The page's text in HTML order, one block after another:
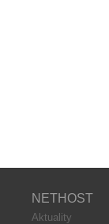
NETHOST
Aktuality